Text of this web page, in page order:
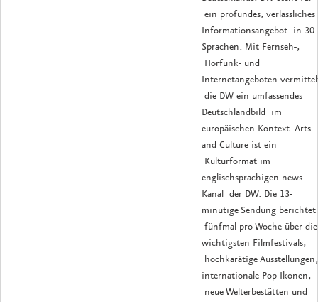
ein profundes, verlässliches
Informationsangebot in 30
Sprachen. Mit Fernseh-,
Hörfunk- und
Internetangeboten
die DW ein umfassendes
Deutschlandbild im
europäischen Kontext. Arts
and Culture ist ein
Kulturformat im
englischsprachigen news-
Kanal der DW. Die 13-
minütige Sendung berichtet
fünfmal pro Woche über die
wichtigsten Filmfestivals,
hochkarätige Ausstellungen,
internationale Pop-Ikonen,
neue Welterbestätten und